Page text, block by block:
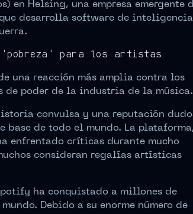
en Helsing, una empresa emergente
desarrolla software de inteligencia
para los artistas
una reacción más amplia contra los
de poder de la industria de la música.
convulsa y una reputación
base de todo el mundo. La plataforma,
enfrentado críticas durante mucho
consideran regalías artísticas
ha conquistado a millones de
Debido a su enorme número de